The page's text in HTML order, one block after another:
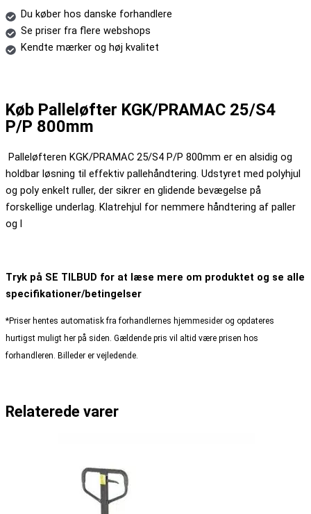
Du køber hos danske forhandlere
Se priser fra flere webshops
Kendte mærker og høj kvalitet
Køb Palleløfter KGK/PRAMAC 25/S4
P/P 800mm
Palleløfteren KGK/PRAMAC 25/S4 P/P 800mm er en alsidig og
holdbar løsning til effektiv pallehåndtering. Udstyret med polyhjul
og poly enkelt ruller, der sikrer en glidende bevægelse på
forskellige underlag. Klatrehjul for nemmere håndtering af paller
og l
Tryk på SE TILBUD for at læse mere om produktet og se alle
specifikationer/betingelser
*Priser hentes automatisk fra forhandlernes hjemmesider og opdateres
hurtigst muligt her på siden. Gældende pris vil altid være prisen hos
forhandleren. Billeder er vejledende.
Relaterede varer